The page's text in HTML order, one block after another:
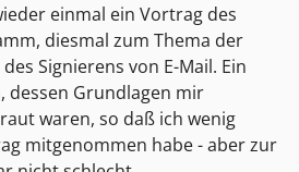
einmal ein Vortrag des
diesmal zum Thema der
Signierens von E-Mail. Ein
dessen Grundlagen mir
waren, so daß ich wenig
mitgenommen habe - aber zur